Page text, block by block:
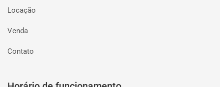
Locação
Venda
Contato